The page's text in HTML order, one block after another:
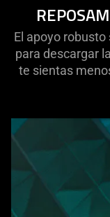
El apoyo
para descargar
te sientas